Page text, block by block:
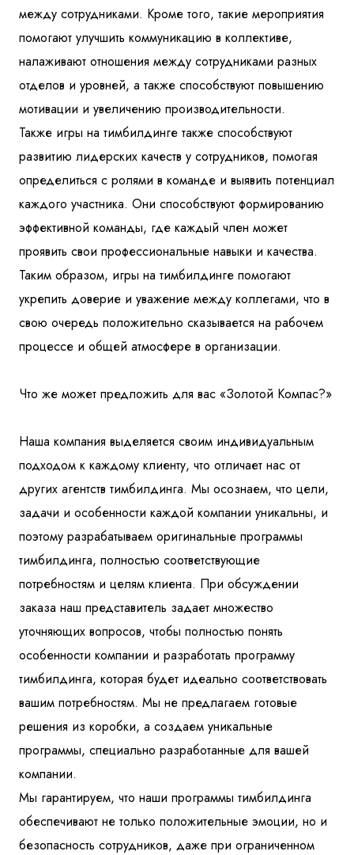
между сотрудниками. Кроме того, такие мероприятия
помогают улучшить коммуникацию в коллективе,
налаживают отношения между сотрудниками разных
отделов и уровней, а также способствуют повышению
мотивации и увеличению производительности.
Также игры на тимбилдинге также способствуют
развитию лидерских качеств у сотрудников, помогая
определиться с ролями в команде и выявить потенциал
каждого участника. Они способствуют формированию
эффективной команды, где каждый член может
проявить свои профессиональные навыки и качества.
Таким образом, игры на тимбилдинге помогают
укрепить доверие и уважение между коллегами, что в
свою очередь положительно сказывается на рабочем
процессе и общей атмосфере в организации.
Что же может предложить для вас «Золотой Компас?»
Наша компания выделяется своим индивидуальным
подходом к каждому клиенту, что отличает нас от
других агентств тимбилдинга. Мы осознаем, что цели,
задачи и особенности каждой компании уникальны, и
поэтому разрабатываем оригинальные программы
тимбилдинга, полностью соответствующие
потребностям и целям клиента. При обсуждении
заказа наш представитель задает множество
уточняющих вопросов, чтобы полностью понять
особенности компании и разработать программу
тимбилдинга, которая будет идеально соответствовать
вашим потребностям. Мы не предлагаем готовые
решения из коробки, а создаем уникальные
программы, специально разработанные для вашей
компании.
Мы гарантируем, что наши программы тимбилдинга
обеспечивают не только положительные эмоции, но и
безопасность сотрудников, даже при ограниченном